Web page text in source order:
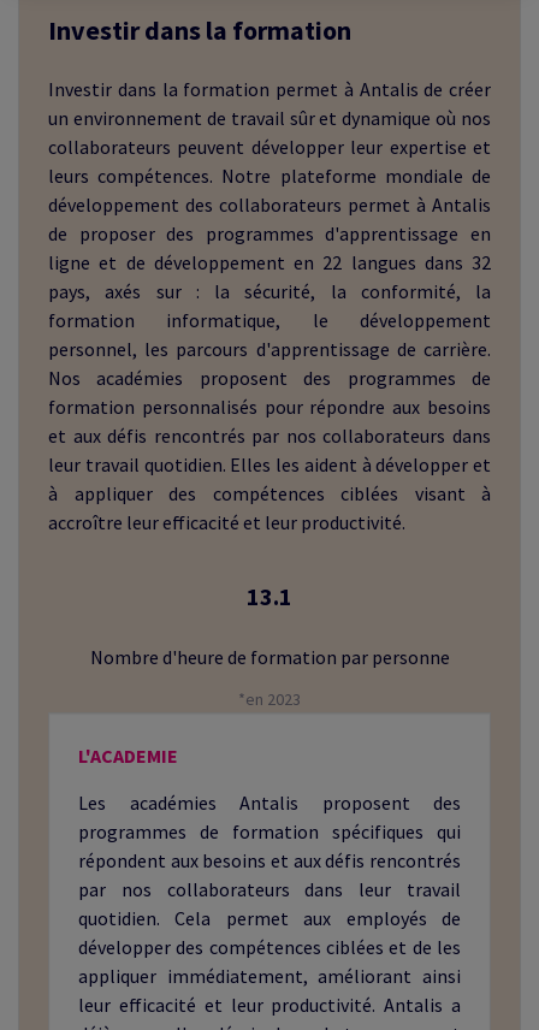
Investir dans la formation
Investir dans la formation permet à Antalis de créer
un environnement de travail sûr et dynamique où nos
collaborateurs peuvent développer leur expertise et
leurs compétences. Notre plateforme mondiale de
développement des collaborateurs permet à Antalis
de proposer des programmes d'apprentissage en
ligne et de développement en 22 langues dans 32
pays, axés sur : la sécurité, la conformité, la
formation informatique, le développement
personnel, les parcours d'apprentissage de carrière.
Nos académies proposent des programmes de
formation personnalisés pour répondre aux besoins
et aux défis rencontrés par nos collaborateurs dans
leur travail quotidien. Elles les aident à développer et
à appliquer des compétences ciblées visant à
accroître leur efficacité et leur productivité.
13.1
Nombre d'heure de formation par personne
*en 2023
L'ACADEMIE
Les académies Antalis proposent des
programmes de formation spécifiques qui
répondent aux besoins et aux défis rencontrés
par nos collaborateurs dans leur travail
quotidien. Cela permet aux employés de
développer des compétences ciblées et de les
appliquer immédiatement, améliorant ainsi
leur efficacité et leur productivité. Antalis a